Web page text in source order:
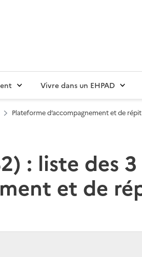
Vivre dans un EHPAD
Plateforme d’accompagnement et de répit
: liste des
et de